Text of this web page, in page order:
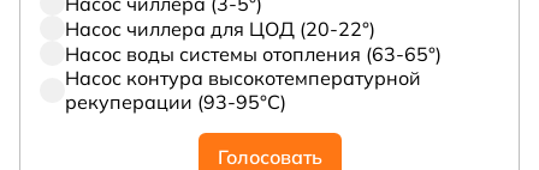
Насос чиллера для ЦОД (20-22°)
Насос воды системы отопления (63-65°)
Насос контура высокотемпературной
рекуперации (93-95°С)
Голосовать